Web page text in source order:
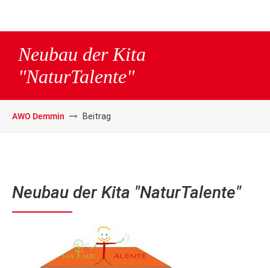
Neubau der Kita
"NaturTalente"
AWO Demmin Beitrag
Neubau der Kita "NaturTalente"